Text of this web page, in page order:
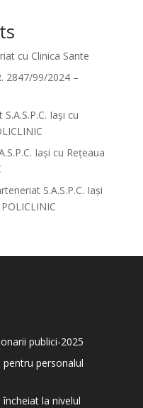
cu Clinica Sante
2847/99/2024 –
Iași cu
Iași cu Rețeaua
S.A.S.P.C. Iași
publici-2025
personalul
la nivelul